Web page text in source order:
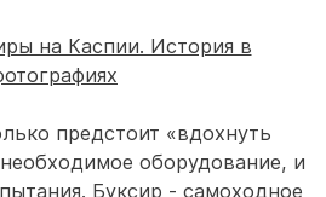
предстоит «вдохнуть
оборудование, и
Буксир - самоходное